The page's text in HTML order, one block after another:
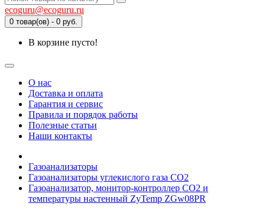
ecoguru@ecoguru.ru
0 товар(ов) - 0 руб.
В корзине пусто!
О нас
Доставка и оплата
Гарантия и сервис
Правила и порядок работы
Полезные статьи
Наши контакты
Газоанализаторы
Газоанализаторы углекислого газа CO2
Газоанализатор, монитор-контроллер СО2 и
температуры настенный ZyTemp ZGw08PR